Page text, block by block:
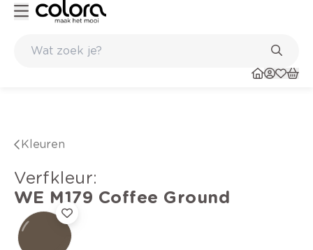
Kleuren
verfkleur:
WE M179 Coffee Ground